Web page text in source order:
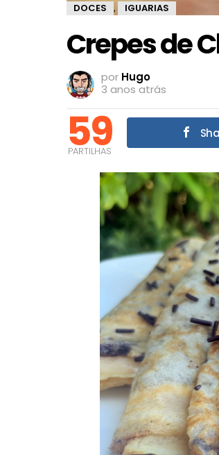
DOCES , IGUARIAS
Crepes de
por Hugo
3 anos atrás
59
PARTILHAS